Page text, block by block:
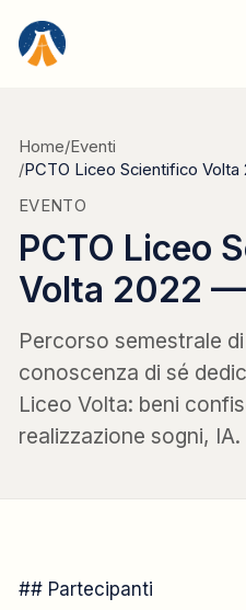
Home/Eventi
/PCTO Liceo Scientifico
EVENTO
PCTO Liceo
Volta 2022
Percorso semestrale
conoscenza di sé
Liceo Volta: beni
realizzazione sogni, IA.
## Partecipanti